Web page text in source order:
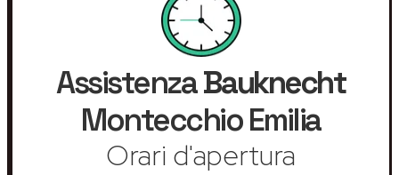
AssistenzaBauknecht
Montecchio Emilia
Orari d'apertura